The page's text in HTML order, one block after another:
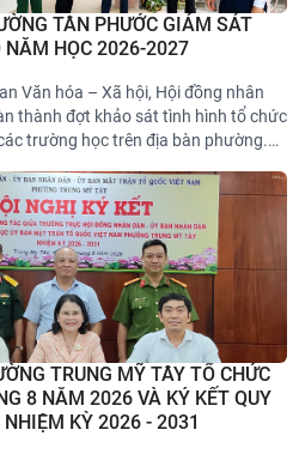
TÂN PHƯỚC GIÁM SÁT
NĂM HỌC 2026-2027
Văn hóa – Xã hội, Hội đồng nhân
thành đợt khảo sát tình hình tổ chức
trường học trên địa bàn phường.
khăn, vướng mắc và kiến nghị các
dục trên địa bàn. Đợt khảo sát
thành lập Đoàn khảo sát của Thường
TRUNG MỸ TÂY TỔ CHỨC
8 NĂM 2026 VÀ KÝ KẾT QUY
NHIỆM KỲ 2026 - 2031